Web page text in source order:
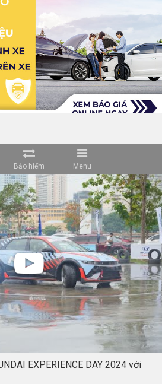
Bảo hiểm Menu
EXPERIENCE DAY 2024 với